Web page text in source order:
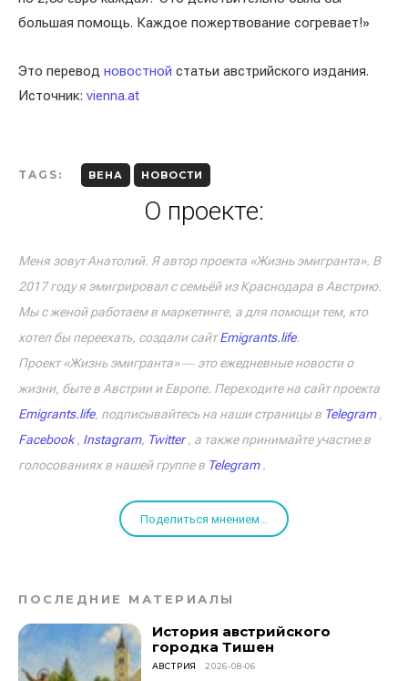
большая помощь. Каждое пожертвование согревает!»
Это перевод новостной статьи австрийского издания.
Источник: vienna.at
TAGS: ВЕНА НОВОСТИ
О проекте:
Меня зовут Анатолий. Я автор проекта «Жизнь эмигранта». В
2017 году я эмигрировал с семьёй из Краснодара в Австрию.
Мы с женой работаем в маркетинге, а для помощи тем, кто
хотел бы переехать, создали сайтEmigrants.life.
Проект «Жизнь эмигранта» ― это ежедневные новости о
жизни, быте в Австрии и Европе. Переходите на сайт проекта
Emigrants.life, подписывайтесь на наши страницы в Telegram,
Facebook, Instagram, Twitter, а также принимайте участие в
голосованиях в нашей группе в Telegram.
Поделиться мнением...
ПОСЛЕДНИЕ МАТЕРИАЛЫ
История австрийского
городка Тишен
АВСТРИЯ 2026-08-06